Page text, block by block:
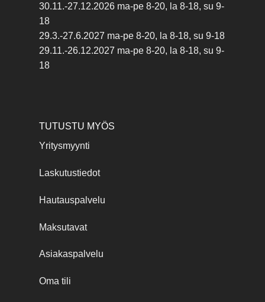
30.11.-27.12.2026 ma-pe 8-20, la 8-18, su 9-
18
29.3.-27.6.2027 ma-pe 8-20, la 8-18, su 9-18
29.11.-26.12.2027 ma-pe 8-20, la 8-18, su 9-
18
TUTUSTU MYÖS
Yritysmyynti
Laskutustiedot
Hautauspalvelu
Maksutavat
Asiakaspalvelu
Oma tili